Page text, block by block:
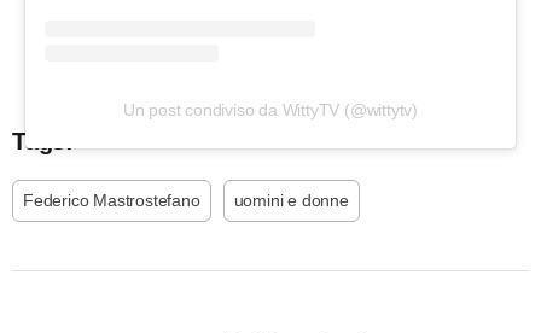
Un post condiviso da WittyTV (@wittytv)
Tags:
Federico Mastrostefano uomini e donne